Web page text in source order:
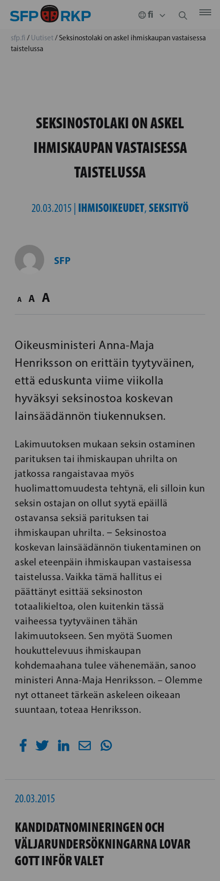
sfp.fi / Uutiset/ Seksinostolaki on askel ihmiskaupan vastaisessa
taistelussa
SEKSINOSTOLAKI ON ASKEL
IHMISKAUPAN VASTAISESSA
TAISTELUSSA
20.03.2015 | IHMISOIKEUDET,SEKSITYÖ
SFP
A A A
Oikeusministeri Anna-Maja
Henriksson on erittäin tyytyväinen,
että eduskunta viime viikolla
hyväksyi seksinostoa koskevan
lainsäädännön tiukennuksen.
Lakimuutoksen mukaan seksin ostaminen
parituksen tai ihmiskaupan uhrilta on
jatkossa rangaistavaa myös
huolimattomuudesta tehtynä, eli silloin kun
seksin ostajan on ollut syytä epäillä
ostavansa seksiä parituksen tai
ihmiskaupan uhrilta. − Seksinostoa
koskevan lainsäädännön tiukentaminen on
askel eteenpäin ihmiskaupan vastaisessa
taistelussa. Vaikka tämä hallitus ei
päättänyt esittää seksinoston
totaalikieltoa, olen kuitenkin tässä
vaiheessa tyytyväinen tähän
lakimuutokseen. Sen myötä Suomen
houkuttelevuus ihmiskaupan
kohdemaahana tulee vähenemään, sanoo
ministeri Anna-Maja Henriksson. – Olemme
nyt ottaneet tärkeän askeleen oikeaan
suuntaan, toteaa Henriksson.
20.03.2015
KANDIDATNOMINERINGEN OCH
VÄLJARUNDERSÖKNINGARNA LOVAR
GOTT INFÖR VALET